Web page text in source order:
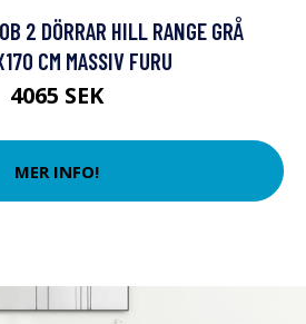
2 DÖRRAR HILL RANGE GRÅ
CM MASSIV FURU
4065 SEK
MER INFO!